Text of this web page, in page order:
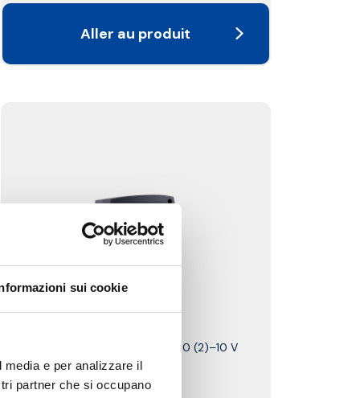
sui cookie
e per analizzare il
partner che si occupano
Aller au produit
M04
Servomoteur proportionnel 0 (2)–10 V
Couple: 5 N·m.